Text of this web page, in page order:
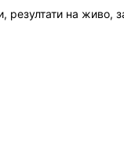
резултати на живо,